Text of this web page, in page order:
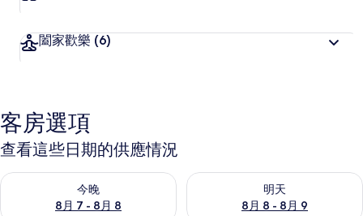
闔家歡樂 (6)
客房選項
查看這些日期的供應情況
今晚
8月 7 - 8月 8
查看今晚 (8月 7 - 8月 8) 的供應情況
明天
8月 8 - 8月 9
查看明天 (8月 8 - 8月 9) 的供